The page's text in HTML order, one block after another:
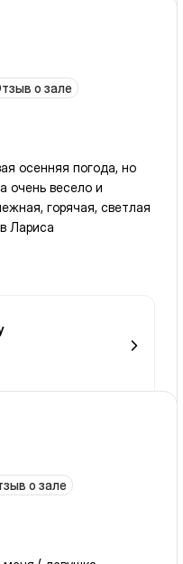
о зале
осенняя погода, но
очень весело и
горячая, светлая
Лариса
о зале